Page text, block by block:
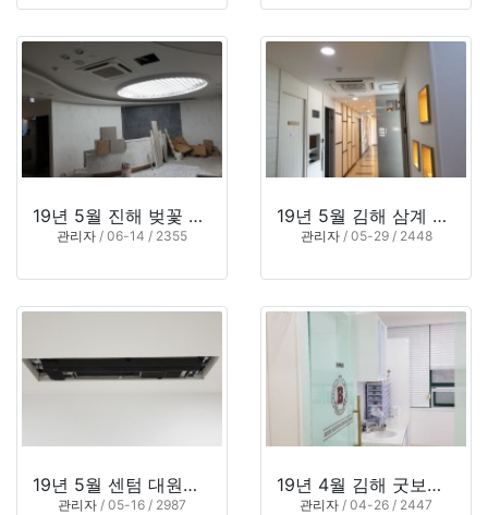
19년 5월 진해 벚꽃 치과
관리자 / 06-14 / 2355
19년 5월 김해 삼계 인플러스치과
관리자/ 05-29 / 2448
19년 5월 센텀 대원치과
관리자 / 05-16 / 2987
19년 4월 김해 굿보스톤 치과
관리자 / 04-26 / 2447